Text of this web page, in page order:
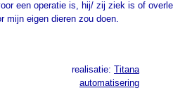
een operatie is, hij/ zij ziek is of
mijn eigen dieren zou doen.
realisatie: Titana
automatisering